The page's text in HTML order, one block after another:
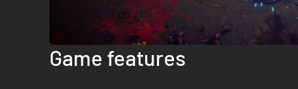
Game features